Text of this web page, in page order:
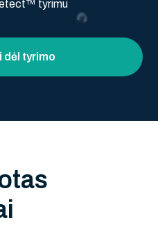
tyrimu
dėl tyrimo
tas
i